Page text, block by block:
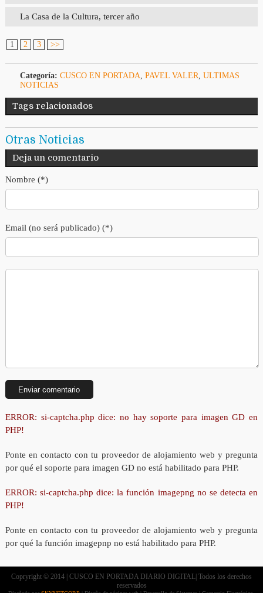
La Casa de la Cultura, tercer año
1 2 3 >>
Categoría: CUSCO EN PORTADA, PAVEL VALER, ULTIMAS
NOTICIAS
Tags relacionados
Otras Noticias
Deja un comentario
Nombre (*)
Email (no será publicado) (*)
ERROR: si-captcha.php dice: no hay soporte para imagen GD en
PHP!
Ponte en contacto con tu proveedor de alojamiento web y pregunta
por qué el soporte para imagen GD no está habilitado para PHP.
ERROR: si-captcha.php dice: la función imagepng no se detecta en
PHP!
Ponte en contacto con tu proveedor de alojamiento web y pregunta
por qué la función imagepnp no está habilitado para PHP.
Copryright © 2014 | CUSCO EN PORTADA DIARIO DIGITAL| Todos los derechos
reservados